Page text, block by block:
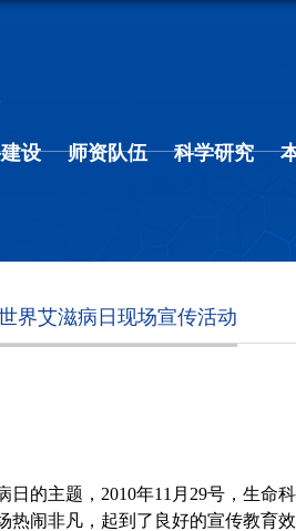
设 师资队伍 科学研究
界艾滋病日现场宣传活动
日的主题， 2010年11 月 29号，生命
热闹非凡，起到了良好的宣传教育效